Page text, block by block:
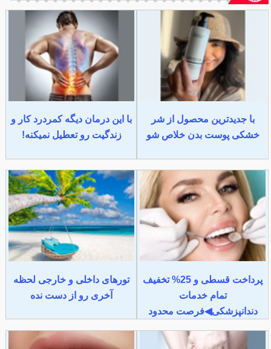
با جدیدترین محصول از شر
خشکی پوست بدن خلاص شو
با این درمان دیگه کمردرد کار و
زندگیت رو تعطیل نمیکنه!
پرداخت قسطی و 25% تخفیف
تمام خدمات
دندانپزشکی◀فرصت محدود
تورهای داخلی و خارجی لحظه
آخری رو از دست نده